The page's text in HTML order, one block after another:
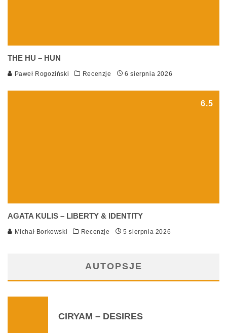
THE HU – HUN
Paweł Rogoziński Recenzje 6 sierpnia 2026
6.5
AGATA KULIS – LIBERTY & IDENTITY
Michał Borkowski Recenzje 5 sierpnia 2026
AUTOPSJE
CIRYAM – DESIRES